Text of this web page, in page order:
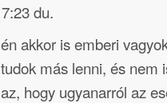
7:23 du.
én akkor is emberi
tudok más lenni, és nem
az, hogy ugyanarról az